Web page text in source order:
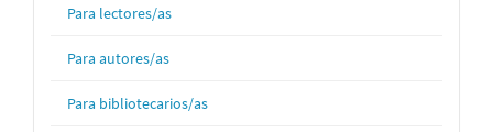
Para lectores/as
Para autores/as
Para bibliotecarios/as